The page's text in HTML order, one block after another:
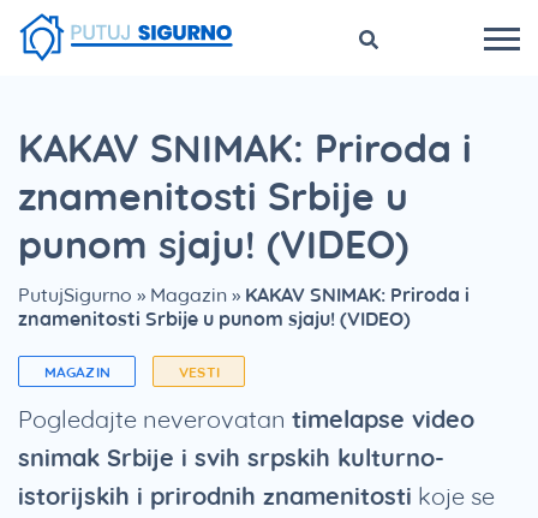
KAKAV SNIMAK: Priroda i
znamenitosti Srbije u
punom sjaju! (VIDEO)
PutujSigurno » Magazin » KAKAV SNIMAK: Priroda i
znamenitosti Srbije u punom sjaju! (VIDEO)
MAGAZIN VESTI
Pogledajte neverovatan timelapse video
snimak Srbije i svih srpskih kulturno-
istorijskih i prirodnih znamenitosti koje se